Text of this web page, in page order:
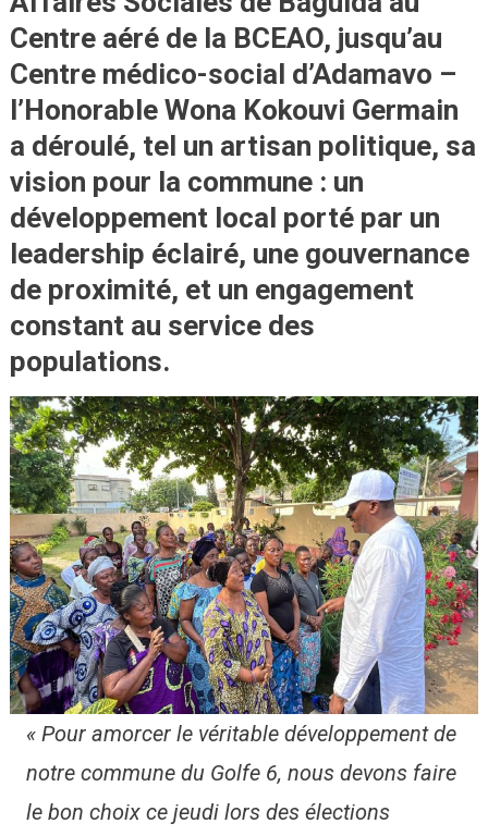
Centre aéré de la BCEAO, jusqu’au
Centre médico-social d’Adamavo –
l’Honorable Wona Kokouvi Germain
a déroulé, tel un artisan politique, sa
vision pour la commune : un
développement local porté par un
leadership éclairé, une gouvernance
de proximité, et un engagement
constant au service des
populations.
« Pour amorcer le véritable développement de
notre commune du Golfe 6, nous devons faire
le bon choix ce jeudi lors des élections